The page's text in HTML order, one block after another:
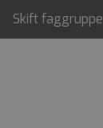
Skift faggruppe